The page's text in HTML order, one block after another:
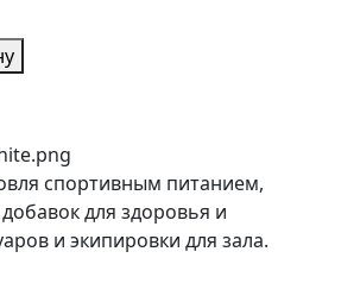
спортивным питанием,
для здоровья и
и экипировки для зала.